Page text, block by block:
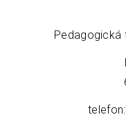
Pedagogická
telefon: